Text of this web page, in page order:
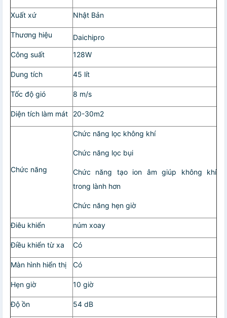
Xuất xứ Nhật Bản
Thương hiệu
Daichipro
Công suất
128W
Dung tích 45 lít
Tốc độ gió 8 m/s
Diện tích làm mát 20-30m2
Chức năng
Chức năng lọc không khí
Chức năng lọc bụi
Chức năng tạo ion âm giúp không khí
trong lành hơn
Chức năng hẹn giờ
Điêu khiển núm xoay
Điều khiển từ xa Có
Màn hình hiển thị Có
Hẹn giờ 10 giờ
Độ ồn 54 dB